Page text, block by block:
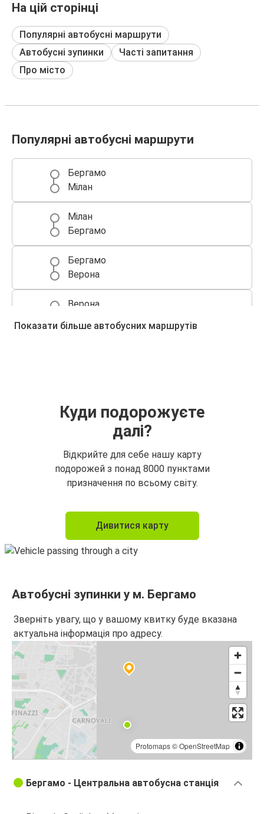
На цій сторінці
Популярні автобусні маршрути
Автобусні зупинки
Часті запитання
Про місто
Популярні автобусні маршрути
Бергамо
Мілан
Мілан
Бергамо
Бергамо
Верона
Верона
Болонья
Аеропорт Мілан Мальпенса (MXP)
Венеція
Болонья
Бергамо
Флоренція
Бергамо
Генуя
Бергамо
Ніцца
Бергамо
Показати більше автобусних маршрутів
Куди подорожуєте
далі?
Відкрийте для себе нашу карту
подорожей з понад 8000 пунктами
призначення по всьому світу.
Дивитися карту
Автобусні зупинки у м. Бергамо
Зверніть увагу, що у вашому квитку буде вказана
актуальна інформація про адресу.
Protomaps©OpenStreetMap
Бергамо - Центральна автобусна станція